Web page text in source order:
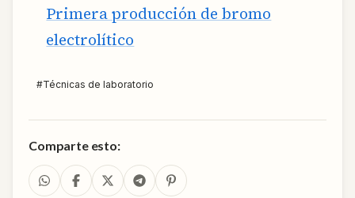
Primera producción de bromo
electrolítico
#Técnicas de laboratorio
Comparte esto: